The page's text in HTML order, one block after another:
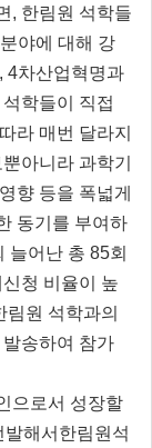
, 한림원 석학들
야에 대해 강
4차산업혁명과
학들이 직접
라 매번 달라지
아니라 과학기
향 등을 폭넓게
동기를 부여하
늘어난 총 85회
청 비율이 높
원 석학과의
송하여 참가
으로서 성장할
해서한림원석